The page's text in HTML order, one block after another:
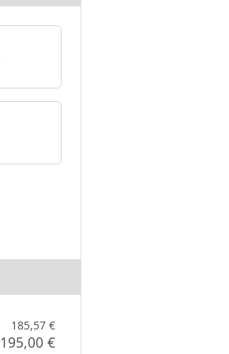
185,57 €
195,00 €